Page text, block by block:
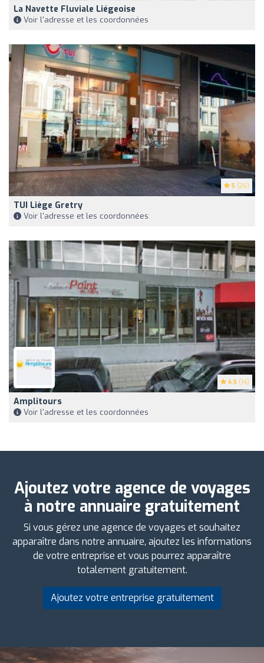
La Navette Fluviale Liégeoise
Voir l'adresse et les coordonnées
5 (26)
TUI Liège Gretry
Voir l'adresse et les coordonnées
4.5 (14)
Amplitours
Voir l'adresse et les coordonnées
Ajoutez votre agence de voyages
à notre annuaire gratuitement
Si vous gérez une agence de voyages et souhaitez
apparaître dans notre annuaire, ajoutez les informations
de votre entreprise et vous pourrez apparaître
totalement gratuitement.
Ajoutez votre entreprise gratuitement